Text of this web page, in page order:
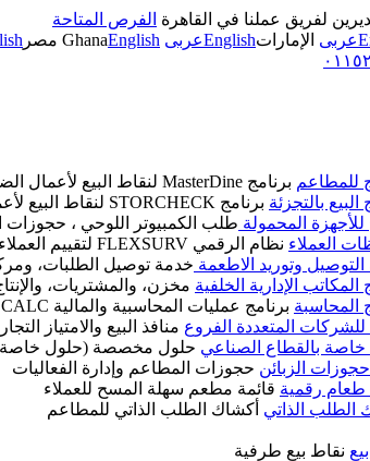
لفريق عملنا في القاهرة الفرص المتاحة
عربى الإماراتEnglishعربى GhanaEnglish مصر
للمطاعم برنامج MasterDine لنقاط البيع لأعمال الضيافة
البيع بالتجزئة برنامج STORCHECK لنقاط البيع لأعمال التجزئة
للأجهزة المحمولة طلب الكمبيوتر اللوحي ، حجوزات
العملاء نظام الرقمي FLEXSURV لتقييم العملاء
وتوريد الاطعمة خدمة توصيل الطلبات،
المكاتب الإدارية الخلفية مخزن، والمشتريات،
المحاسبة برنامج عمليات المحاسبية والمالية BIM CALC
المتعددة الفروع منافذ البيع والامتياز
بالقطاع الصناعي حلول مخصصة (حلول خاصة
حجوزات الزبائن حجوزات المطاعم وإدارة الفعاليات
طعام رقمية قائمة مطعم سهلة المسح للعملاء
الطلب الذاتي أكشاك الطلب الذاتي للمطاعم
نقاط بيع طرفية